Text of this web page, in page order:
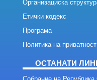
Организациска
Етички кодекс
Програма
Политика на приватност
ОСТАНАТИ